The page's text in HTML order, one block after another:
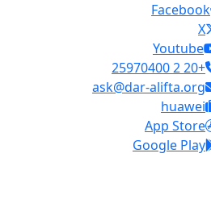
Facebook
X
Youtube
+20 2 25970400
ask@dar-alifta.org
huawei
App Store
Google Play